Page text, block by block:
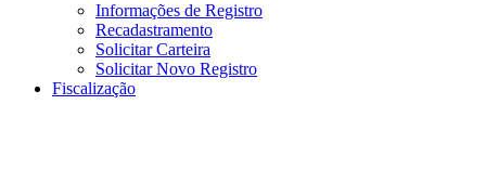
Informações de Registro
Recadastramento
Solicitar Carteira
Solicitar Novo Registro
Fiscalização